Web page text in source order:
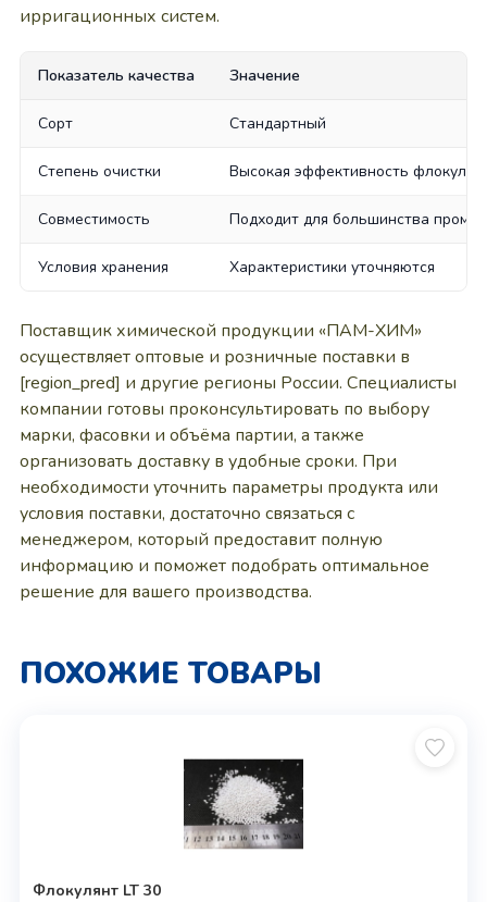
ирригационных систем.
Показатель качества Значение
Сорт Стандартный
Степень очистки Высокая эффективность
Совместимость Подходит для большинства
Условия хранения Характеристики уточняются
Поставщик химической продукции «ПАМ-ХИМ»
осуществляет оптовые и розничные поставки в
[region_pred] и другие регионы России. Специалисты
компании готовы проконсультировать по выбору
марки, фасовки и объёма партии, а также
организовать доставку в удобные сроки. При
необходимости уточнить параметры продукта или
условия поставки, достаточно связаться с
менеджером, который предоставит полную
информацию и поможет подобрать оптимальное
решение для вашего производства.
ПОХОЖИЕ ТОВАРЫ
Флокулянт LT 30